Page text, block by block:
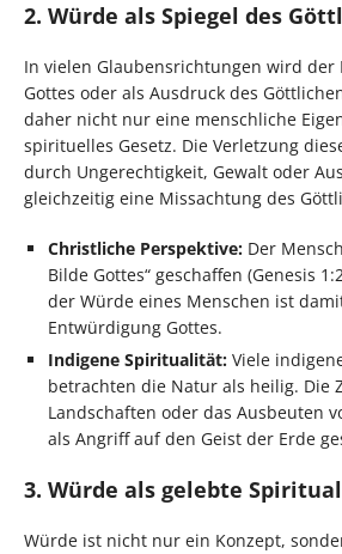
2. Würde als Spiegel des
In vielen Glaubensrichtungen wird der
Gottes oder als Ausdruck des
daher nicht nur eine menschliche
spirituelles Gesetz. Die Verletzung
durch Ungerechtigkeit, Gewalt oder
gleichzeitig eine Missachtung des
Christliche Perspektive: Der
Bilde Gottes“ geschaffen (Genesis
der Würde eines Menschen ist
Entwürdigung Gottes.
Indigene Spiritualität: Viele
betrachten die Natur als heilig. Die
Landschaften oder das Ausbeuten
als Angriff auf den Geist der Erde
3. Würde als gelebte
Würde ist nicht nur ein Konzept,